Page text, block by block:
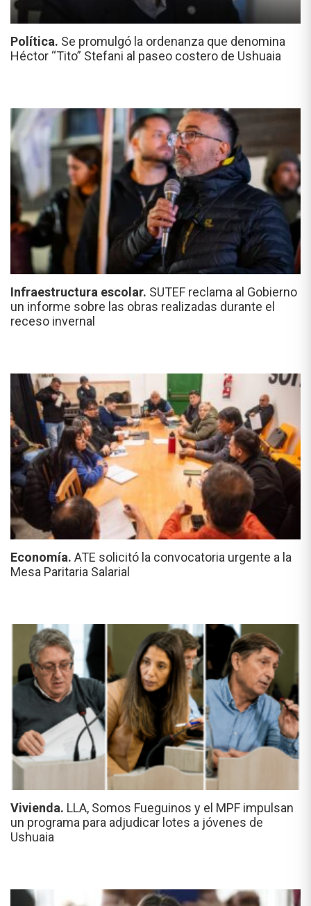
Política. Se promulgó la ordenanza que denomina
Héctor “Tito” Stefani al paseo costero de Ushuaia
Infraestructura escolar. SUTEF reclama al Gobierno
un informe sobre las obras realizadas durante el
receso invernal
Economía. ATE solicitó la convocatoria urgente a la
Mesa Paritaria Salarial
Vivienda. LLA, Somos Fueguinos y el MPF impulsan
un programa para adjudicar lotes a jóvenes de
Ushuaia